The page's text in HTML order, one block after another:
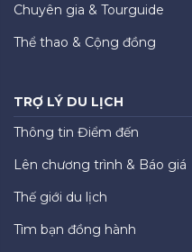
Chuyên gia & Tourguide
Thể thao & Cộng đồng
TRỢ LÝ DU LỊCH
Thông tin Điểm đến
Lên chương trình & Báo giá
Thế giới du lịch
Tìm bạn đồng hành